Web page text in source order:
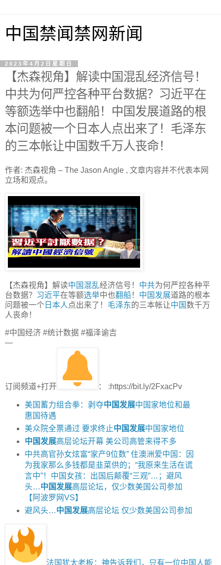
中国禁闻禁网新闻
2023年4月2日星期日
【杰森视角】解读中国混乱经济信号！
中共为何严控各种平台数据？习近平在
等额选举中也翻船！中国发展道路的根
本问题被一个日本人点出来了！毛泽东
的三本帐让中国数千万人丧命！
作者: 杰森视角 – The Jason Angle , 文章内容并不代表本网
立场和观点。
【杰森视角】解读中国 混乱经济信号！ 中共为何严控各种平
台数据？ 习近平在等额选举中也翻船！ 中国发展道路的根本
问题被一个 日本人点出来了！ 毛泽东的三本帐让中国数千万
人丧命！
#中国经济 #统计数据 #福泽谕吉
—
订阅频道+打开 ： :https://bit.ly/2FxacPv
美国蓄力组合拳：剥夺中国发展中国家地位和最
惠国待遇
美众院全票通过 要求终止中国发展中国家地位
中国发展高层论坛开幕 美公司高管来得不多
中共高官孙女炫富“家产9位数” 住澳洲爱中国：因
为我家那么多钱都是韭菜供的；“我原来生活在谎
言中”！中国女孩：出国后颠覆“三观”…；避风
头…中国发展高层论坛，仅少数美国公司参加
【阿波罗网VS】
避风头…中国发展高层论坛 仅少数美国公司参加
法国犹太老板：神告诉我们，只有一位中国人能